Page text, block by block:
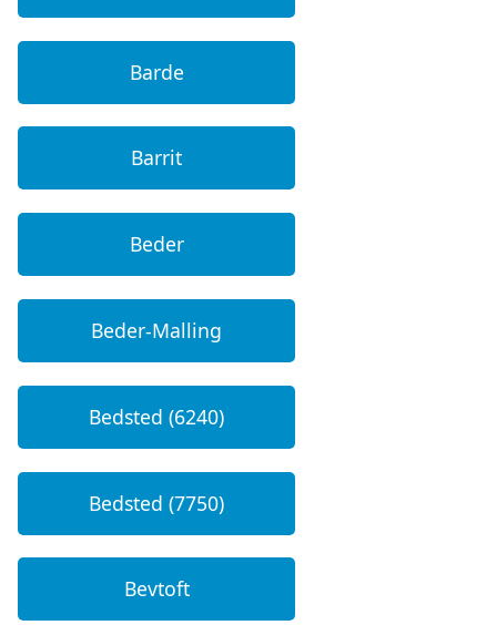
Barde
Barrit
Beder
Beder-Malling
Bedsted (6240)
Bedsted (7750)
Bevtoft